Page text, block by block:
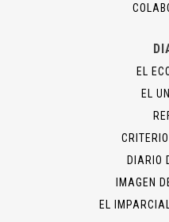
EL
EL
DIARIO
IMAGEN
EL